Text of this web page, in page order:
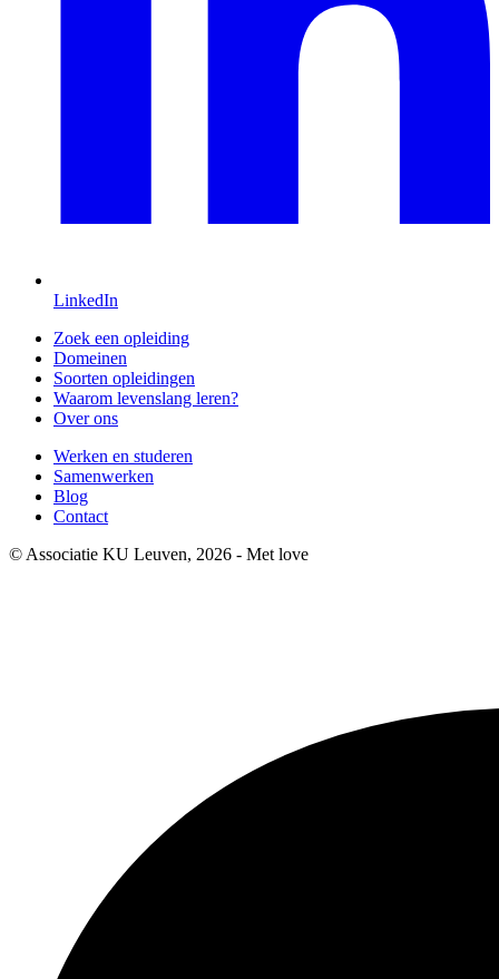
LinkedIn
Zoek een opleiding
Domeinen
Soorten opleidingen
Waarom levenslang leren?
Over ons
Werken en studeren
Samenwerken
Blog
Contact
© Associatie KU Leuven, 2026 - Met love